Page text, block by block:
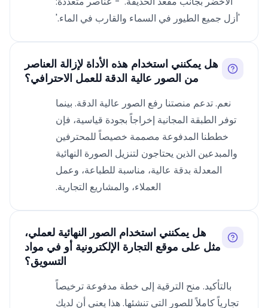
'أزل جميع الطيور في السماء والقارب في الماء.'
هل يمكنني استخدام هذه الأداة لإزالة العناصر
من الصور عالية الدقة للعمل الاحترافي؟
نعم. تدعم منصتنا رفع الصور عالية الدقة. بينما
توفر الطبقة المجانية إخراجاً بجودة قياسية، فإن
خططنا المدفوعة مصممة خصيصاً للمحترفين
والمبدعين الذين يحتاجون لتنزيل الصورة النهائية
المعدلة بدقة عالية، مناسبة للطباعة، وعمل
العملاء، والمشاريع التجارية.
هل يمكنني استخدام الصور النهائية لعملي،
مثل على موقع التجارة الإلكترونية أو في مواد
التسويق؟
بالتأكيد. منح الترقية إلى خطة مدفوعة ترخيصاً
تجارياً كاملاً للصور التي تنشئها. هذا يعني أن لديك